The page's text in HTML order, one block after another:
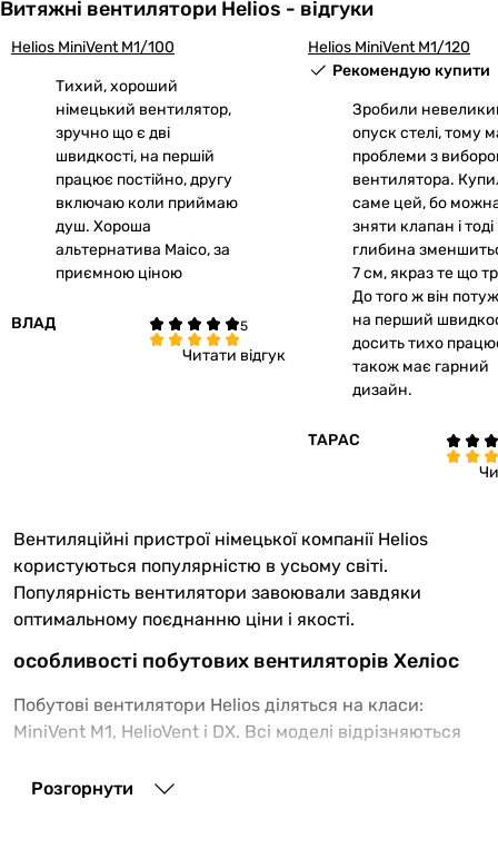
Вентиляційні пристрої німецької компанії Helios
користуються популярністю в усьому світі.
Популярність вентилятори завоювали завдяки
оптимальному поєднанню ціни і якості.
особливості побутових вентиляторів Хеліос
Побутові вентилятори Helios діляться на класи:
MiniVent M1, HelioVent і DX. Всі моделі відрізняються
Лідером продажів є міні-вентилятор MiniVent M1.
Розгорнути
Витяжні вентилятори Helios - відгуки
Helios MiniVent M1/100
Тихий, хороший
німецький вентилятор,
зручно що є дві
швидкості, на першій
працює постійно, другу
включаю коли приймаю
душ. Хороша
альтернатива Maico, за
приємною ціною
ВЛАД
Читати відгук
Helios MiniVent M1/120
Рекомендую купити
Зробили
опуск стелі, тому
проблеми з
вентилятора.
саме цей, бо
зняти клапан і тоді
глибина
7 см, якраз те що
До того ж він
на перший
досить тихо
також має гарний
дизайн.
ТАРАС